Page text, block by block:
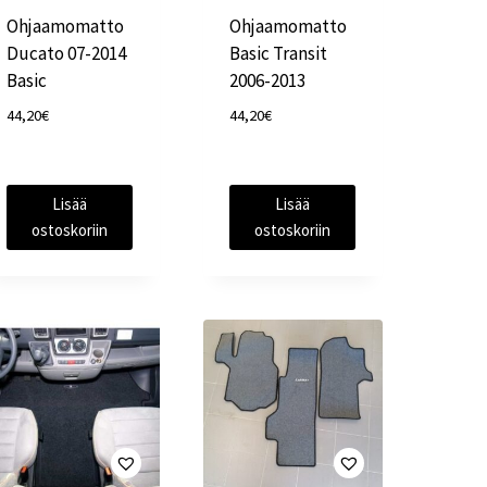
Ohjaamomatto
Ducato 07-2014
Basic
44,20€
Lisää
ostoskoriin
Ohjaamomatto
Basic Transit
2006-2013
44,20€
Lisää
ostoskoriin